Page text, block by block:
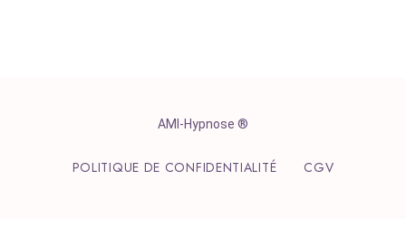
AMI-Hypnose ®
POLITIQUE DE CONFIDENTIALITÉ CGV